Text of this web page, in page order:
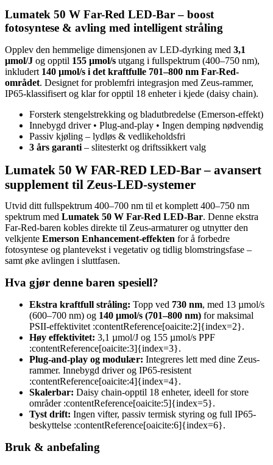
Lumatek 50 W Far-Red LED-Bar – boost
fotosyntese & avling med intelligent stråling
Opplev den hemmelige dimensjonen av LED-dyrking med 3,1
µmol/J og opptil 155 µmol/s utgang i fullspektrum (400–750 nm),
inkludert 140 µmol/s i det kraftfulle 701–800 nm Far-Red-
området. Designet for problemfri integrasjon med Zeus-rammer,
IP65-klassifisert og klar for opptil 18 enheter i kjede (daisy chain).
Forsterk stengelstrekking og bladutbredelse (Emerson-effekt)
Innebygd driver • Plug-and-play • Ingen demping nødvendig
Passiv kjøling – lydløs & vedlikeholdsfri
3 års garanti – slitesterkt og driftssikkert valg
Lumatek 50 W FAR-RED LED-Bar – avansert
supplement til Zeus-LED-systemer
Utvid ditt fullspektrum 400–700 nm til et komplett 400–750 nm
spektrum med Lumatek 50 W Far-Red LED-Bar. Denne ekstra
Far-Red-baren kobles direkte til Zeus-armaturer og utnytter den
velkjente Emerson Enhancement-effekten for å forbedre
fotosyntese og plantevekst i vegetativ og tidlig blomstringsfase –
samt øke avlingen i sluttfasen.
Hva gjør denne baren spesiell?
Ekstra kraftfull stråling: Topp ved 730 nm, med 13 µmol/s
(600–700 nm) og 140 µmol/s (701–800 nm) for maksimal
PSII-effektivitet :contentReference[oaicite:2]{index=2}.
Høy effektivitet: 3,1 µmol/J og 155 µmol/s PPF
:contentReference[oaicite:3]{index=3}.
Plug-and-play og modulær: Integreres lett med dine Zeus-
rammer. Innebygd driver og IP65-resistent
:contentReference[oaicite:4]{index=4}.
Skalerbar: Daisy chain-opptil 18 enheter, ideell for store
områder :contentReference[oaicite:5]{index=5}.
Tyst drift: Ingen vifter, passiv termisk styring og full IP65-
beskyttelse :contentReference[oaicite:6]{index=6}.
Bruk & anbefaling